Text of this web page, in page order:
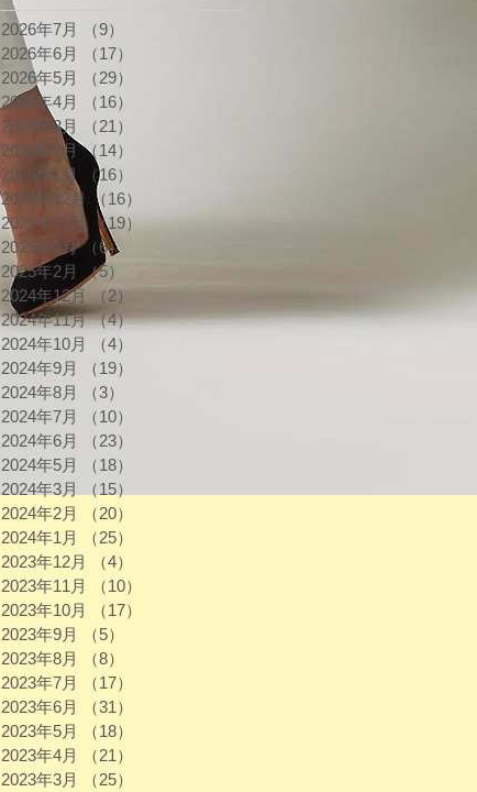
2026年7月 （9）
2026年6月
（17）
2026年5月
（29）
2026年4月
（16）
2026年3月
（21）
2026年2月 （14）
2026年1月
（16）
2025年12月
（16）
2025年11月 （19）
2025年3月 （6）
2025年2月
（5）
2024年12月
（2）
2024年11月 （4）4件の記事
2024年10月
（4）
2024年9月
（19）
2024年8月
（3）
2024年7月
（10）
2024年6月
（23）
2024年5月
（18）
2024年3月
（15）
2024年2月
（20）
2024年1月
（25）
2023年12月
（4）
2023年11月
（10）
2023年10月
（17）
2023年9月
（5）
2023年8月
（8）
2023年7月
（17）
2023年6月
（31）
2023年5月
（18）
2023年4月
（21）
2023年3月
（25）